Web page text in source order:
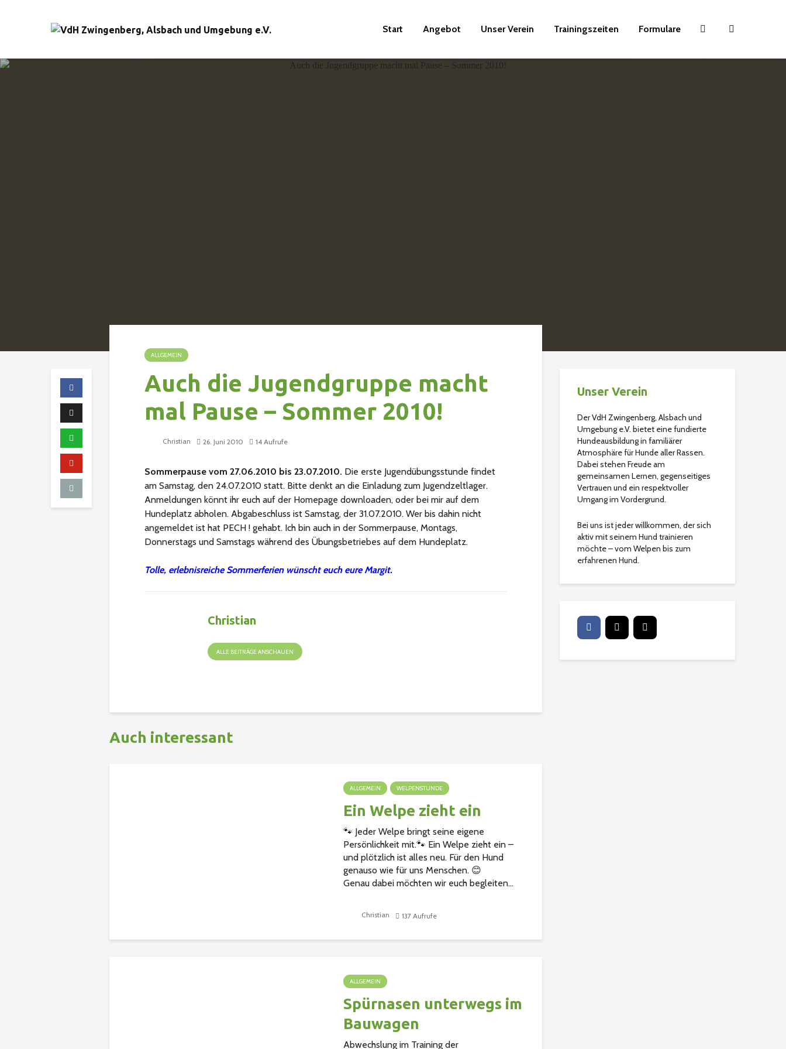
Start Angebot Unser Verein Trainingszeiten Formulare
ALLGEMEIN
Auch die Jugendgruppe macht
mal Pause – Sommer 2010!
Christian 26. Juni 2010 14 Aufrufe
Sommerpause vom 27.06.2010 bis 23.07.2010. Die erste Jugendübungsstunde findet
am Samstag, den 24.07.2010 statt. Bitte denkt an die Einladung zum Jugendzeltlager.
Anmeldungen könnt ihr euch auf der Homepage downloaden, oder bei mir auf dem
Hundeplatz abholen. Abgabeschluss ist Samstag, der 31.07.2010. Wer bis dahin nicht
angemeldet ist hat PECH ! gehabt. Ich bin auch in der Sommerpause, Montags,
Donnerstags und Samstags während des Übungsbetriebes auf dem Hundeplatz.
Tolle, erlebnisreiche Sommerferien wünscht euch eure Margit.
Christian
ALLE BEITRÄGE ANSCHAUEN
Auch interessant
ALLGEMEIN WELPENSTUNDE
Ein Welpe zieht ein
🐾 Jeder Welpe bringt seine eigene
Persönlichkeit mit.🐾 Ein Welpe zieht ein –
und plötzlich ist alles neu. Für den Hund
genauso wie für uns Menschen. 😊
Genau dabei möchten wir euch begleiten...
Christian 137 Aufrufe
ALLGEMEIN
Spürnasen unterwegs im
Bauwagen
Abwechslung im Training der
Unser Verein
Der VdH Zwingenberg, Alsbach und
Umgebung e.V. bietet eine fundierte
Hundeausbildung in familiärer
Atmosphäre für Hunde aller Rassen.
Dabei stehen Freude am
gemeinsamen Lernen, gegenseitiges
Vertrauen und ein respektvoller
Umgang im Vordergrund.
Bei uns ist jeder willkommen, der sich
aktiv mit seinem Hund trainieren
möchte – vom Welpen bis zum
erfahrenen Hund.